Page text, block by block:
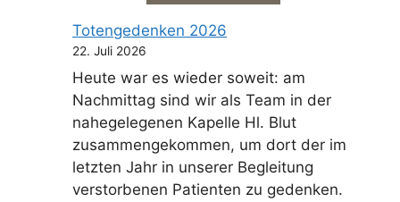
Totengedenken 2026
22. Juli 2026
Heute war es wieder soweit: am
Nachmittag sind wir als Team in der
nahegelegenen Kapelle Hl. Blut
zusammengekommen, um dort der im
letzten Jahr in unserer Begleitung
verstorbenen Patienten zu gedenken.